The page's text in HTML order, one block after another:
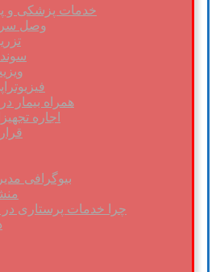
خدمات پزشکی و
وصل
همراه بیمار
اجاره
بیوگرافی
چرا خدمات پرستاری در